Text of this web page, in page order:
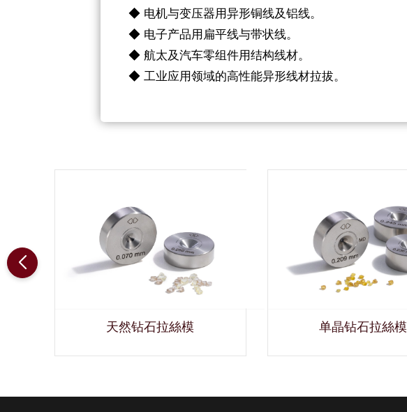
◆ 电机与变压器用异形铜线及铝线。
◆ 电子产品用扁平线与带状线。
◆ 航太及汽车零组件用结构线材。
◆ 工业应用领域的高性能异形线材拉拔。
天然钻石拉絲模 单晶钻石拉絲模